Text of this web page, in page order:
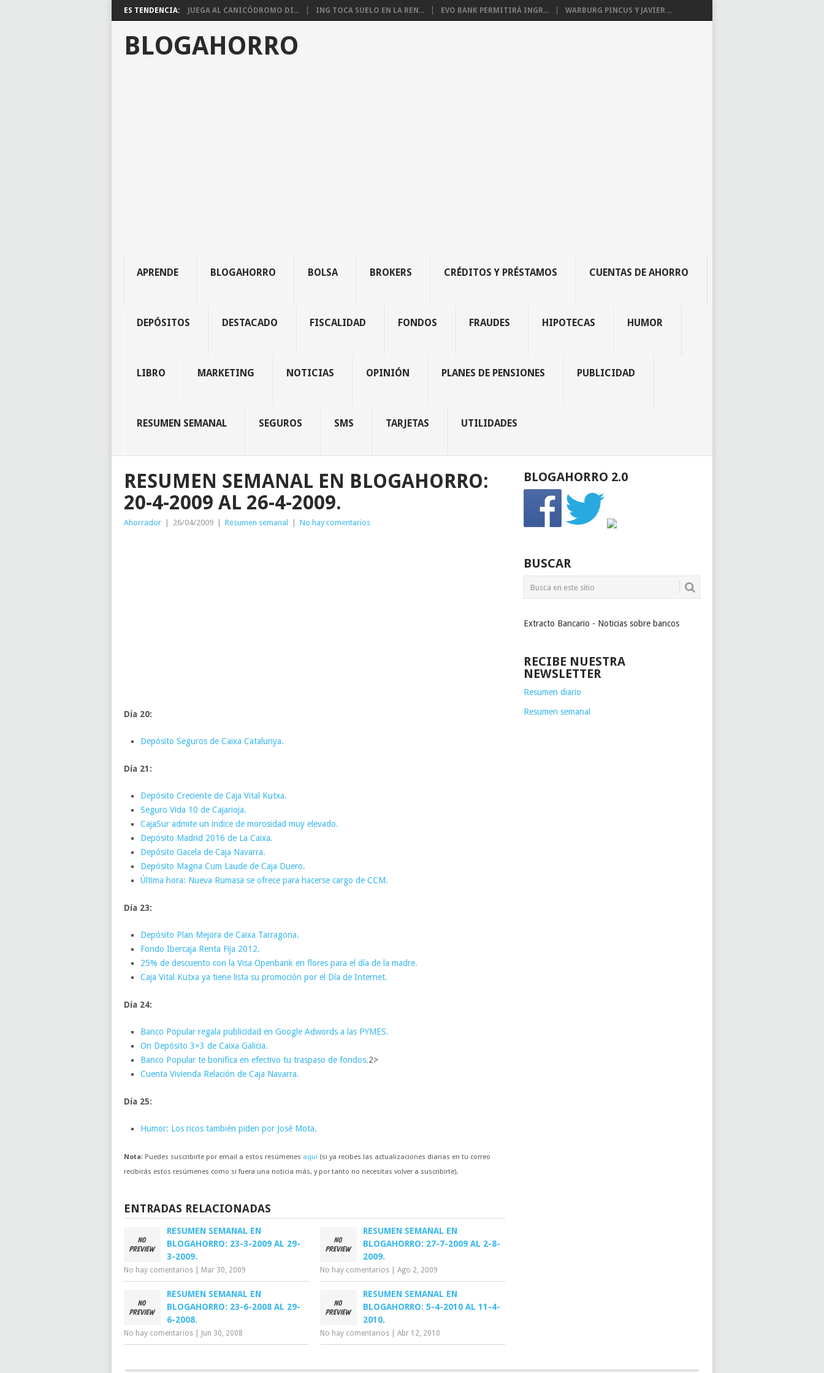
ES TENDENCIA: JUEGA AL CANICÓDROMO DI... ING TOCA SUELO EN LA REN... EVO BANK PERMITIRÁ INGR... WARBURG PINCUS Y JAVIER ...
BLOGAHORRO
APRENDE BLOGAHORRO BOLSA BROKERS CRÉDITOS Y PRÉSTAMOS CUENTAS DE AHORRO
DEPÓSITOS DESTACADO FISCALIDAD FONDOS FRAUDES HIPOTECAS HUMOR
LIBRO MARKETING NOTICIAS OPINIÓN PLANES DE PENSIONES PUBLICIDAD
RESUMEN SEMANAL SEGUROS SMS TARJETAS UTILIDADES
RESUMEN SEMANAL EN BLOGAHORRO:
20-4-2009 AL 26-4-2009.
Ahorrador 26/04/2009 Resumen semanal No hay comentarios
Día 20:
Depósito Seguros de Caixa Catalunya.
Día 21:
Depósito Creciente de Caja Vital Kutxa.
Seguro Vida 10 de Cajarioja.
CajaSur admite un índice de morosidad muy elevado.
Depósito Madrid 2016 de La Caixa.
Depósito Gacela de Caja Navarra.
Depósito Magna Cum Laude de Caja Duero.
Última hora: Nueva Rumasa se ofrece para hacerse cargo de CCM.
Día 23:
Depósito Plan Mejora de Caixa Tarragona.
Fondo Ibercaja Renta Fija 2012.
25% de descuento con la Visa Openbank en flores para el día de la madre.
Caja Vital Kutxa ya tiene lista su promoción por el Día de Internet.
Día 24:
Banco Popular regala publicidad en Google Adwords a las PYMES.
On Depósito 3×3 de Caixa Galicia.
Banco Popular te bonifica en efectivo tu traspaso de fondos.2>
Cuenta Vivienda Relación de Caja Navarra.
Día 25:
Humor: Los ricos también piden por José Mota.
Nota: Puedes suscribirte por email a estos resúmenes aquí (si ya recibes las actualizaciones diarias en tu correo
recibirás estos resúmenes como si fuera una noticia más, y por tanto no necesitas volver a suscribirte).
ENTRADAS RELACIONADAS
RESUMEN SEMANAL EN
BLOGAHORRO: 23-3-2009 AL 29-
3-2009.
No hay comentarios Mar 30, 2009
RESUMEN SEMANAL EN
BLOGAHORRO: 27-7-2009 AL 2-8-
2009.
No hay comentarios |Ago 2, 2009
RESUMEN SEMANAL EN
BLOGAHORRO: 23-6-2008 AL 29-
6-2008.
No hay comentarios Jun 30, 2008
RESUMEN SEMANAL EN
BLOGAHORRO: 5-4-2010 AL 11-4-
2010.
No hay comentarios |Abr 12, 2010
BLOGAHORRO 2.0
BUSCAR
Extracto Bancario - Noticias sobre bancos
RECIBE NUESTRA
NEWSLETTER
Resumen diario
Resumen semanal